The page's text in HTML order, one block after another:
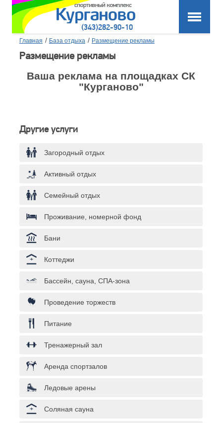
(343)282-90-10
Главная / База отдыха / Размещение рекламы
Размещение рекламы
Ваша реклама на площадках СК
"Курганово"
Другие услуги
Загородный отдых
Активный отдых
Семейный отдых
Проживание, номерной фонд
Бани
Коттеджи
Бассейн, сауна, СПА-зона
Проведение торжеств
Питание
Тренажерный зал
Аренда спортзалов
Ледовые арены
Соляная сауна